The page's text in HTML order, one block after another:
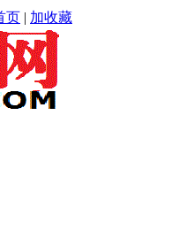
页 | 加收藏